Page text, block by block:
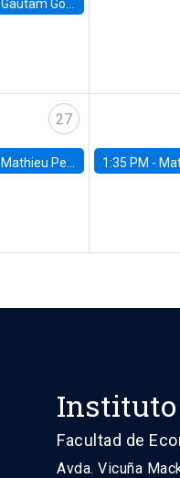
Gautam Gowrisankaran, Columbia University
27
Mathieu Pedemonte, IDB 1:35 PM - Mathias
Instituto
Facultad de
Avda. Vicuña